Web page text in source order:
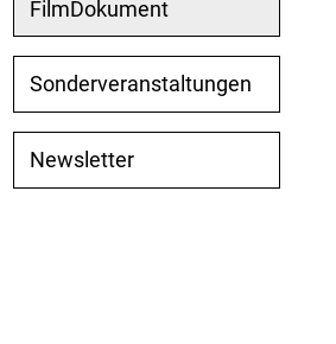
FilmDokument
Sonderveranstaltungen
Newsletter